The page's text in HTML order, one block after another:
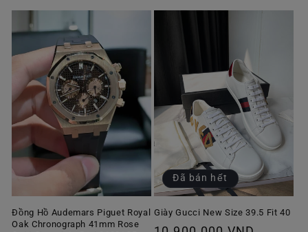
Đồng Hồ Audemars Piguet Royal
Oak Chronograph 41mm Rose
Đã bán hết
Giày Gucci New Size 39.5 Fit 40